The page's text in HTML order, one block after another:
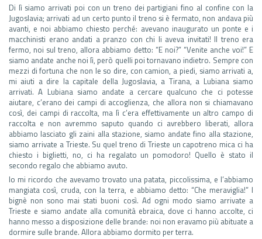
Di lì siamo arrivati poi con un treno dei partigiani fino al confine con la
Jugoslavia; arrivati ad un certo punto il treno si è fermato, non andava più
avanti, e noi abbiamo chiesto perché: avevano inaugurato un ponte e i
macchinisti erano andati a pranzo con chi li aveva invitati! Il treno era
fermo, noi sul treno, allora abbiamo detto: “E noi?” “Venite anche voi!” E
siamo andate anche noi lì, però quelli poi tornavano indietro. Sempre con
mezzi di fortuna che non le so dire, con camion, a piedi, siamo arrivati a,
mi aiuti a dire la capitale della Jugoslavia, a Tirana, a Lubiana siamo
arrivati. A Lubiana siamo andate a cercare qualcuno che ci potesse
aiutare, c’erano dei campi di accoglienza, che allora non si chiamavano
così, dei campi di raccolta, ma lì c’era effettivamente un altro campo di
raccolta e non avremmo saputo quando ci avrebbero liberati, allora
abbiamo lasciato gli zaini alla stazione, siamo andate fino alla stazione,
siamo arrivate a Trieste. Su quel treno di Trieste un capotreno mica ci ha
chiesto i biglietti, no, ci ha regalato un pomodoro! Quello è stato il
secondo regalo che abbiamo avuto.
Io mi ricordo che avevamo trovato una patata, piccolissima, e l’abbiamo
mangiata così, cruda, con la terra, e abbiamo detto: “Che meraviglia!” I
bignè non sono mai stati buoni così. Ad ogni modo siamo arrivate a
Trieste e siamo andate alla comunità ebraica, dove ci hanno accolte, ci
hanno messo a disposizione delle brande: noi non eravamo più abituate a
dormire sulle brande. Allora abbiamo dormito per terra.